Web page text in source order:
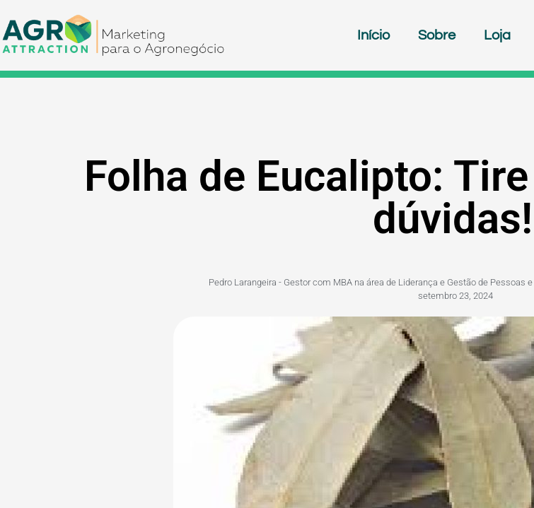
Início Sobre Loja
Folha de Eucalipto:
dúvidas!
Pedro Larangeira - Gestor com MBA na área de Liderança e Gestão de Pessoas
setembro 23, 2024